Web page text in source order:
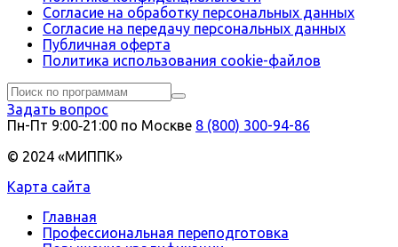
Согласие на обработку персональных данных
Согласие на передачу персональных данных
Публичная оферта
Политика использования сookie-файлов
Задать вопрос
Пн-Пт 9:00‑21:00 по Москве 8 (800) 300-94-86
© 2024 «МИППК»
Карта сайта
Главная
Профессиональная переподготовка